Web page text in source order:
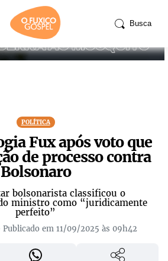
Busca
POLÍTICA
Fux após voto que
de processo contra
Bolsonaro
bolsonarista classificou o
ministro como “juridicamente
perfeito”
Publicado em 11/09/2025 às 09h42